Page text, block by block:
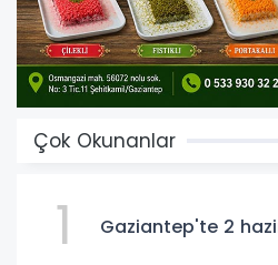
Çok Okunanlar
1 Gaziantep'te 2